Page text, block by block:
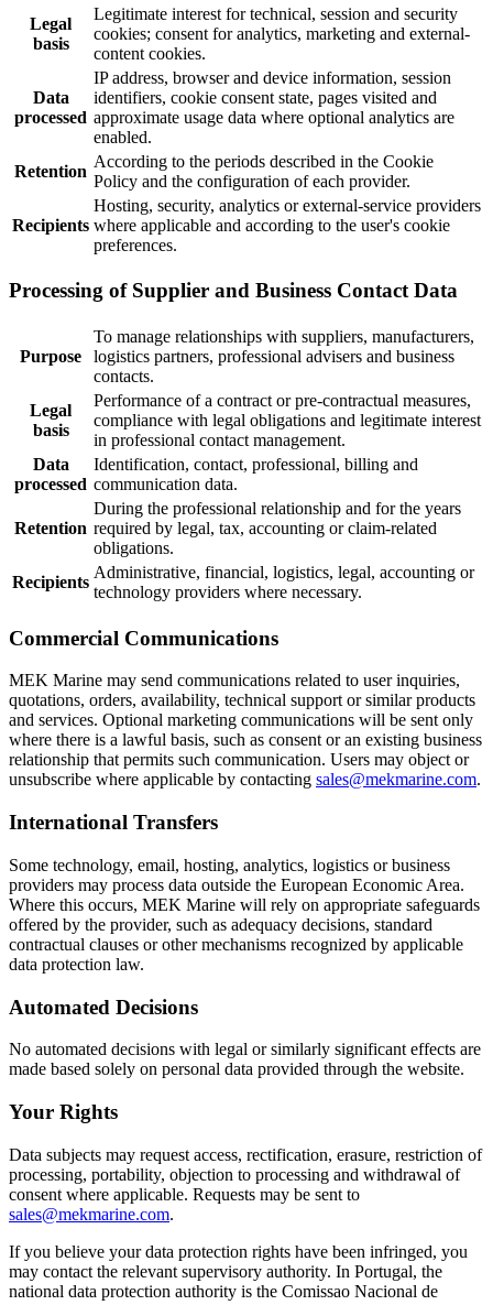
Legal
basis
Legitimate interest for technical, session and security
cookies; consent for analytics, marketing and external-
content cookies.
Data
processed
IP address, browser and device information, session
identifiers, cookie consent state, pages visited and
approximate usage data where optional analytics are
enabled.
Retention
According to the periods described in the Cookie
Policy and the configuration of each provider.
Recipients
Hosting, security, analytics or external-service providers
where applicable and according to the user's cookie
preferences.
Processing of Supplier and Business Contact Data
Purpose
To manage relationships with suppliers, manufacturers,
logistics partners, professional advisers and business
contacts.
Legal
basis
Performance of a contract or pre-contractual measures,
compliance with legal obligations and legitimate interest
in professional contact management.
Data
processed
Identification, contact, professional, billing and
communication data.
Retention
During the professional relationship and for the years
required by legal, tax, accounting or claim-related
obligations.
Recipients
Administrative, financial, logistics, legal, accounting or
technology providers where necessary.
Commercial Communications
MEK Marine may send communications related to user inquiries,
quotations, orders, availability, technical support or similar products
and services. Optional marketing communications will be sent only
where there is a lawful basis, such as consent or an existing business
relationship that permits such communication. Users may object or
unsubscribe where applicable by contacting sales@mekmarine.com.
International Transfers
Some technology, email, hosting, analytics, logistics or business
providers may process data outside the European Economic Area.
Where this occurs, MEK Marine will rely on appropriate safeguards
offered by the provider, such as adequacy decisions, standard
contractual clauses or other mechanisms recognized by applicable
data protection law.
Automated Decisions
No automated decisions with legal or similarly significant effects are
made based solely on personal data provided through the website.
Your Rights
Data subjects may request access, rectification, erasure, restriction of
processing, portability, objection to processing and withdrawal of
consent where applicable. Requests may be sent to
sales@mekmarine.com.
If you believe your data protection rights have been infringed, you
may contact the relevant supervisory authority. In Portugal, the
national data protection authority is the Comissao Nacional de